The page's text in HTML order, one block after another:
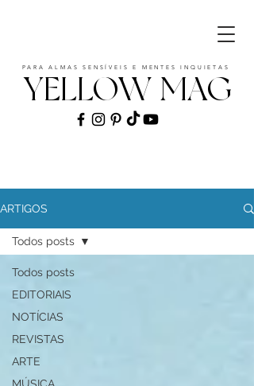
YELLOW MAG
PARA ALMAS SENSÍVEIS E MENTES INQUIETAS
ARTIGOS
Todos posts
EDITORIAIS
NOTÍCIAS
REVISTAS
ARTE
Todos posts